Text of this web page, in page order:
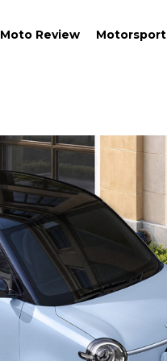
Moto Review Motorsport